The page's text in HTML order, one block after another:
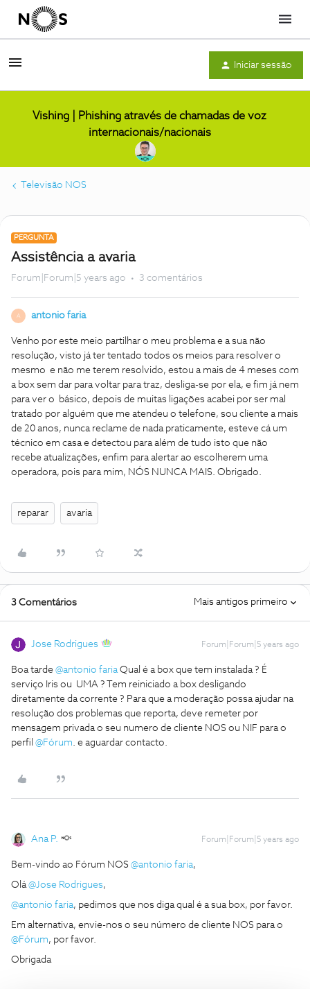
Menu
Iniciar sessão
Vishing | Phishing através de chamadas de voz
internacionais/nacionais
Televisão NOS
PERGUNTA
Assistência a avaria
Forum|Forum|5 years ago 3 comentários
A antonio faria
Venho por este meio partilhar o meu problema e a sua não
resolução, visto já ter tentado todos os meios para resolver o
mesmo e não me terem resolvido, estou a mais de 4 meses com
a box sem dar para voltar para traz, desliga-se por ela, e fim já nem
para ver o básico, depois de muitas ligações acabei por ser mal
tratado por alguém que me atendeu o telefone, sou cliente a mais
de 20 anos, nunca reclame de nada praticamente, esteve cá um
técnico em casa e detectou para além de tudo isto que não
recebe atualizações, enfim para alertar ao escolherem uma
operadora, pois para mim, NÓS NUNCA MAIS. Obrigado.
reparar avaria
3 Comentários Mais antigos primeiro
Jose Rodrigues Forum|Forum|5 years ago
Boa tarde @antonio fariaQual é a box que tem instalada ? É
serviço Iris ou UMA ? Tem reiniciado a box desligando
diretamente da corrente ? Para que a moderação possa ajudar na
resolução dos problemas que reporta, deve remeter por
mensagem privada o seu numero de cliente NOS ou NIF para o
perfil @Fórum. e aguardar contacto.
Ana P. Forum|Forum|5 years ago
Bem-vindo ao Fórum NOS @antonio faria,
Olá@Jose Rodrigues,
@antonio faria, pedimos que nos diga qual é a sua box, por favor.
Em alternativa, envie-nos o seu número de cliente NOS para o
@Fórum, por favor.
Obrigada